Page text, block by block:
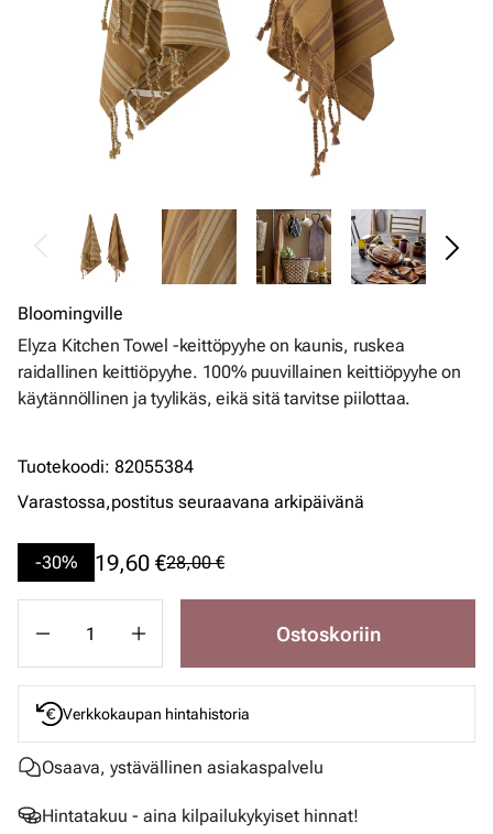
Bloomingville
Elyza Kitchen Towel -keittöpyyhe on kaunis, ruskea
raidallinen keittiöpyyhe. 100% puuvillainen keittiöpyyhe on
käytännöllinen ja tyylikäs, eikä sitä tarvitse piilottaa.
Tuotekoodi: 82055384
Varastossa,postitus seuraavana arkipäivänä
-30% 19,60 €28,00 €
Ostoskoriin
Verkkokaupan hintahistoria
Osaava, ystävällinen asiakaspalvelu
Hintatakuu - aina kilpailukykyiset hinnat!